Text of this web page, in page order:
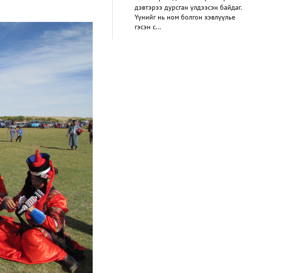
дэвтэрээ дурсган үлдээсэн байдаг.
Үүнийг нь ном болгон хэвлүүлье
гэсэн с...